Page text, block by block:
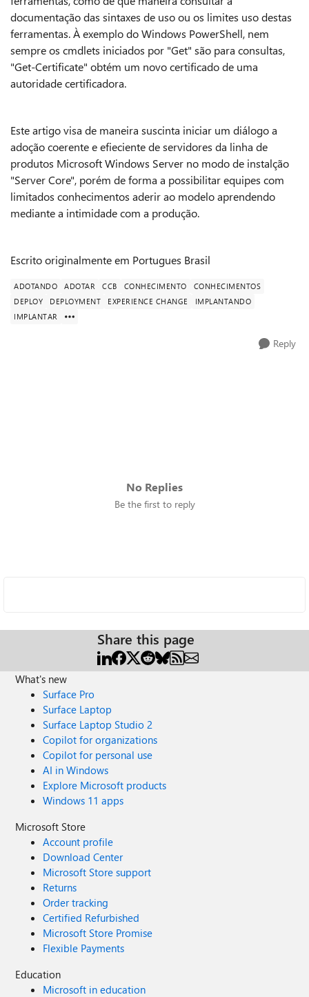
documentação das sintaxes de uso ou os limites uso destas
ferramentas. À exemplo do Windows PowerShell, nem
sempre os cmdlets iniciados por "Get" são para consultas,
"Get-Certificate" obtém um novo certificado de uma
autoridade certificadora.
Este artigo visa de maneira suscinta iniciar um diálogo a
adoção coerente e efieciente de servidores da linha de
produtos Microsoft Windows Server no modo de instalção
"Server Core", porém de forma a possibilitar equipes com
limitados conhecimentos aderir ao modelo aprendendo
mediante a intimidade com a produção.
Escrito originalmente em Portugues Brasil
ADOTANDO ADOTAR CCB CONHECIMENTO
CONHECIMENTOS
DEPLOY
DEPLOYMENT EXPERIENCE CHANGE
IMPLANTANDO
IMPLANTAR
Reply
No Replies
Be the first to reply
Share this page
What's new
Surface Pro
Surface Laptop
Surface Laptop Studio 2
Copilot for organizations
Copilot for personal use
AI in Windows
Explore Microsoft products
Windows 11 apps
Microsoft Store
Account profile
Download Center
Microsoft Store support
Returns
Order tracking
Certified Refurbished
Microsoft Store Promise
Flexible Payments
Education
Microsoft in education